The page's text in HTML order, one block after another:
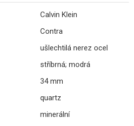
Calvin Klein
Contra
ušlechtilá nerez ocel
stříbrná; modrá
34 mm
quartz
minerální